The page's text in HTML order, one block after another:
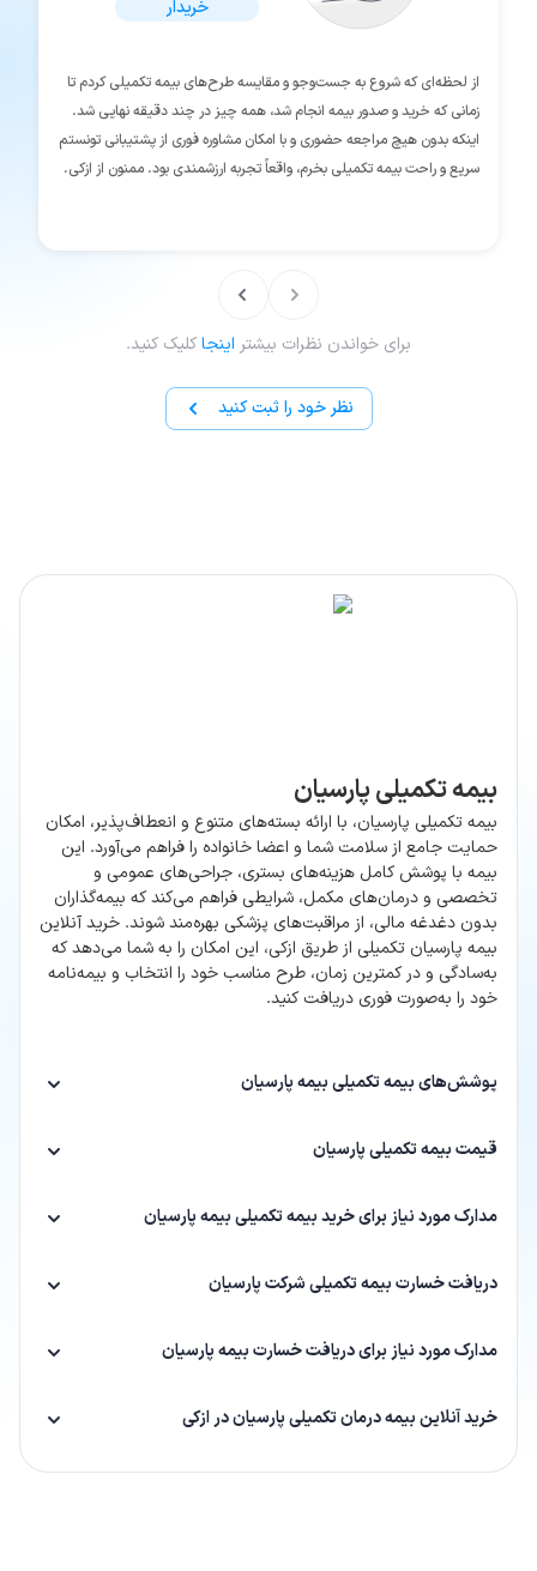
خریدار
از لحظه‌ای که شروع به جست‌وجو و مقایسه طرح‌های بیمه تکمیلی کردم تا
زمانی که خرید و صدور بیمه انجام شد، همه چیز در چند دقیقه نهایی شد.
اینکه بدون هیچ مراجعه حضوری و با امکان مشاوره فوری از پشتیبانی تونستم
سریع و راحت بیمه تکمیلی بخرم، واقعاً تجربه ارزشمندی بود. ممنون از ازکی.
برای خواندن نظرات بیشتر اینجاکلیک کنید.
نظر خود را ثبت کنید
بیمه تکمیلی پارسیان
بیمه تکمیلی پارسیان، با ارائه بسته‌های متنوع و انعطاف‌پذیر، امکان
حمایت جامع از سلامت شما و اعضا خانواده را فراهم می‌آورد. این
بیمه با پوشش کامل هزینه‌های بستری، جراحی‌های عمومی و
تخصصی و درمان‌های مکمل، شرایطی فراهم می‌کند که بیمه‌گذاران
بدون دغدغه مالی، از مراقبت‌های پزشکی بهره‌مند شوند. خرید آنلاین
بیمه پارسیان تکمیلی از طریق ازکی، این امکان را به شما می‌دهد که
به‌سادگی و در کمترین زمان، طرح مناسب خود را انتخاب و بیمه‌نامه
خود را به‌صورت فوری دریافت کنید.
پوشش‌های بیمه تکمیلی بیمه پارسیان
قیمت بیمه تکمیلی پارسیان
مدارک مورد نیاز برای خرید بیمه تکمیلی بیمه پارسیان
دریافت خسارت بیمه تکمیلی شرکت پارسیان
مدارک مورد نیاز برای دریافت خسارت بیمه پارسیان
خرید آنلاین بیمه درمان تکمیلی پارسیان در ازکی